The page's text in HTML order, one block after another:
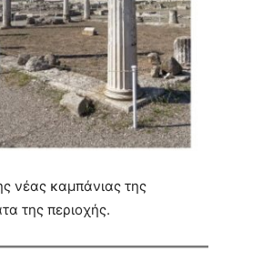
νέας καμπάνιας της
της περιοχής.